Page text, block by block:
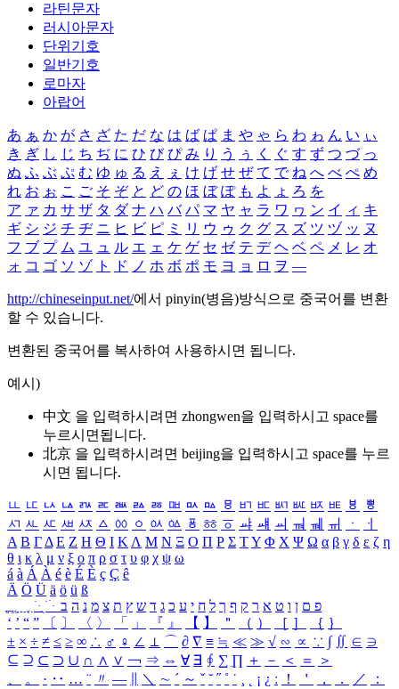
라틴문자
러시아문자
단위기호
일반기호
로마자
아랍어
あ ぁ か が さ ざ た だ な は ば ぱ ま や ゃ ら わ ゎ ん い ぃ
き ぎ し じ ち ぢ に ひ び ぴ み り う ぅ く ぐ す ず つ づ っ
ぬ ふ ぶ ぷ む ゆ ゅ る え ぇ け げ せ ぜ て で ね へ べ ぺ め
れ お ぉ こ ご そ ぞ と ど の ほ ぼ ぽ も よ ょ ろ を
ア ァ カ サ ザ タ ダ ナ ハ バ パ マ ヤ ャ ラ ワ ヮ ン イ ィ キ
ギ シ ジ チ ヂ ニ ヒ ビ ピ ミ リ ウ ゥ ク グ ス ズ ツ ヅ ッ ヌ
フ ブ プ ム ユ ュ ル エ ェ ケ ゲ セ ゼ テ デ ヘ ベ ペ メ レ オ
ォ コ ゴ ソ ゾ ト ド ノ ホ ボ ポ モ ヨ ョ ロ ヲ ―
http://chineseinput.net/에서 pinyin(병음)방식으로 중국어를 변환
할 수 있습니다.
변환된 중국어를 복사하여 사용하시면 됩니다.
예시)
中文 을 입력하시려면 zhongwen을 입력하시고 space를
누르시면됩니다.
北京 을 입력하시려면 beijing을 입력하시고 space를 누르
시면 됩니다.
ㅥ ㅦ ㅧ ㅨ ㅩ ㅪ ㅫ ㅬ ㅭ ㅮ ㅯ ㅰ ㅱ ㅲ ㅳ ㅴ ㅵ ㅶ ㅷ ㅸ
ㅹ
ㅺ ㅻ ㅼ ㅽ ㅾ ㅿ ㆀ ㆁ ㆂ ㆃ ㆄ ㆅ ㆆ ㆇ ㆈ ㆉ ㆊ ㆋ ㆌ ㆍ
ㆎ
Α Β ΓΔ Ε Ζ Η Θ Ι ΚΛ Μ Ν Ξ Ο Π Ρ Σ ΤΥ Φ Χ Ψ Ω α β γ δ ε ζ η
θ ι κ λ μ ν ξ ο π ρ σ τ υ φ χ ψ ω
á à Á À é è É È ç Ç ê
Ä Ö Ü ä ö ü ß
ִֶֹ ֻּ ׁׂ פ ם ן ו ט א ר ק ף ך ל ח י ע כ ג ד ש ץ ת צ מ נ ה ב
‘ ’ “ ” 〔 〕 〈 〉 「 」 『 』 【 】 ＂ （ ） ［ ］ ｛ ｝
± × ÷ ≠ ≤ ≥ ∞ ∴ ♂ ♀ ∠ ⊥ ⌒ ∂ ∇ ≡ ≒ ≪ ≫ √ ∽ ∝ ∵ ∫ ∬ ∈ ∋
⊆ ⊇ ⊂ ⊃ ∪ ∩ ∧ ∨ ￢ ⇒ ⇔ ∀ ∃ ∮ ∑ ∏ ＋ － ＜ ＝
＞
、
。 · ‥ … ¨ 〃 ― ＼ ∼ ´ ～ ˇ ˘ ˝ ˚ ˙ ¸ ¡ ¿ ː ！ ＇ ， ． ／
：